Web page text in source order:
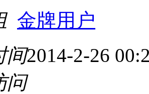
金牌用户
间2014-2-26
问